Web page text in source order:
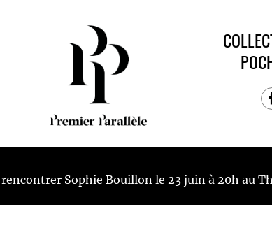
Sophie Bouillon le 23 juin à 20h au